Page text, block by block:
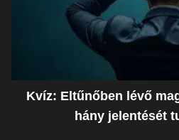
Kvíz: Eltűnőben lévő
hány jelentését